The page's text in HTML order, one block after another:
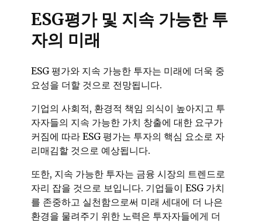
ESG평가 및 지속 가능한 투
자의 미래
ESG 평가와 지속 가능한 투자는 미래에 더욱 중
요성을 더할 것으로 전망됩니다.
기업의 사회적, 환경적 책임 의식이 높아지고 투
자자들의 지속 가능한 가치 창출에 대한 요구가
커짐에 따라 ESG 평가는 투자의 핵심 요소로 자
리매김할 것으로 예상됩니다.
또한, 지속 가능한 투자는 금융 시장의 트렌드로
자리 잡을 것으로 보입니다. 기업들이 ESG 가치
를 존중하고 실천함으로써 미래 세대에 더 나은
환경을 물려주기 위한 노력은 투자자들에게 더